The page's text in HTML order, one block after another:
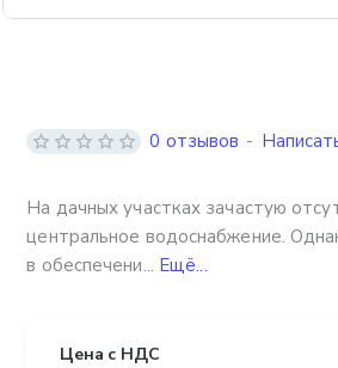
На дачных участках зачастую
центральное водоснабжение.
в обеспечени... Ещё...
0 отзывов -
Цена с НДС